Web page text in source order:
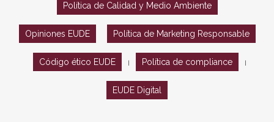
Política de Calidad y Medio Ambiente
Opiniones EUDE Política de Marketing Responsable
Código ético EUDE Política de compliance
EUDE Digital